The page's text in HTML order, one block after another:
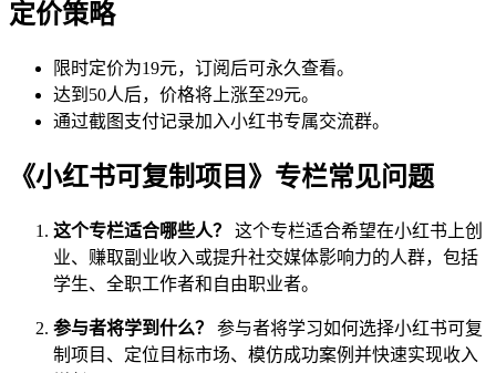
定价策略
限时定价为19元，订阅后可永久查看。
达到50人后，价格将上涨至29元。
通过截图支付记录加入小红书专属交流群。
《小红书可复制项目》专栏常见问题
这个专栏适合哪些人？
这个专栏适合希望在小红书上创
业、赚取副业收入或提升社交媒体影响力的人群，包括
学生、全职工作者和自由职业者。
参与者将学到什么？
参与者将学习如何选择小红书可复
制项目、定位目标市场、模仿成功案例并快速实现收入